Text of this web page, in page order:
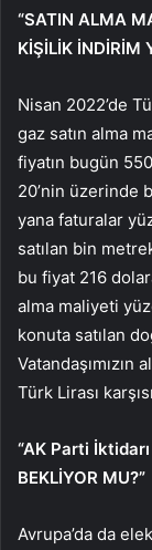
“SATIN ALMA
KİŞİLİK İNDİRİM
Nisan 2022’de
gaz satın alma
fiyatın bugün
20’nin üzerinde
yana faturalar
satılan bin
bu fiyat 216
alma maliyeti
konuta satılan
Türk Lirası
“AK Parti
BEKLİYOR MU?”
Avrupa’da da